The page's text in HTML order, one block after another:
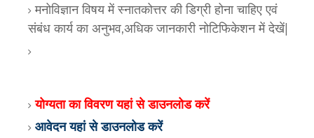
मनोविज्ञान विषय में स्नातकोत्तर की डिग्री होना चाहिए एवं
संबंध कार्य का अनुभव,अधिक जानकारी नोटिफिकेशन में देखें|
योग्यता का विवरण यहां से डाउनलोड करें
आवेदन यहां से डाउनलोड करें